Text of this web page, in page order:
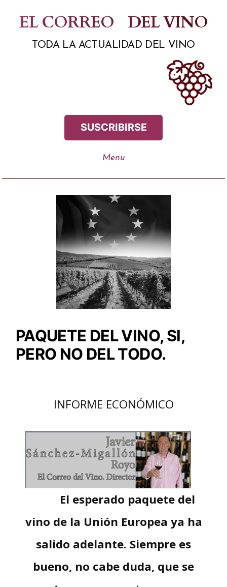
contenido
EL CORREO DEL VINO
TODA LA ACTUALIDAD DEL VINO
SUSCRIBIRSE
PAQUETE DEL VINO, SI,
PERO NO DEL TODO.
INFORME ECONÓMICO
El esperado paquete del
vino de la Unión Europea ya ha
salido adelante. Siempre es
bueno, no cabe duda, que se